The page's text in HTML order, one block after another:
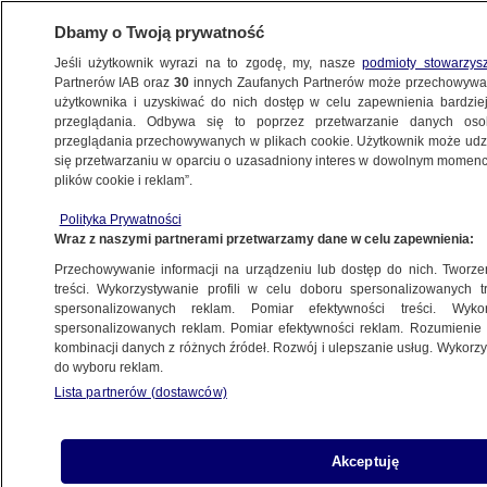
ŚWIAT
oskarżyli rząd o ukrywanie prawdy
na temat UFO. Pentagon komentuje
27.07.2023, 15:00
Udostępnij
Dbamy o Twoją prywatność
Jeśli użytkownik wyrazi na to zgodę, my, naszepodmioty
Partnerów IAB oraz30 innych Zaufanych Partnerów może
użytkownika i uzyskiwać do nich dostęp w celu zapewnienia
przeglądania. Odbywa się to poprzez przetwarzanie danych
przeglądania przechowywanych w plikach cookie. Użytkownik może
się przetwarzaniu w oparciu o uzasadniony interes w dowolnym
plików cookie i reklam”.
Polityka Prywatności
Wraz z naszymi partnerami przetwarzamy dane w celu zapewnienia:
Przechowywanie informacji na urządzeniu lub dostęp do nich.
treści. Wykorzystywanie profili w celu doboru spersonalizowanych
spersonalizowanych reklam. Pomiar efektywności treści.
spersonalizowanych reklam. Pomiar efektywności reklam.
kombinacji danych z różnych źródeł. Rozwój i ulepszanie usług.
do wyboru reklam.
Lista partnerów (dostawców)
Akceptuję